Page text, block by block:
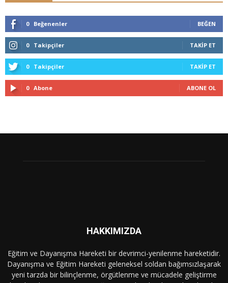
0 Beğenenler BEĞEN
0 Takipçiler TAKIP ET
0 Takipçiler TAKIP ET
0 Abone ABONE OL
HAKKIMIZDA
Eğitim ve Dayanışma Hareketi bir devrimci-yenilenme hareketidir.
Dayanışma ve Eğitim Hareketi geleneksel soldan bağımsızlaşarak
yeni tarzda bir bilinçlenme, örgütlenme ve mücadele geliştirme